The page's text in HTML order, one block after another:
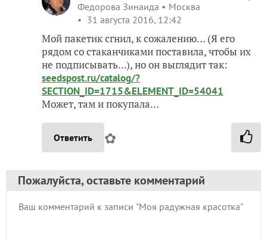
Федорова Зинаида
Москва
31 августа 2016, 12:42
Мой пакетик сгнил, к сожалению… (Я его
рядом со стаканчиками поставила, чтобы их
не подписывать...), но он выглядит так:
seedspost.ru/catalog/?
SECTION_ID=1715&ELEMENT_ID=54041
Может, там и покупала…
Ответить ✿
Пожалуйста, оставьте комментарий